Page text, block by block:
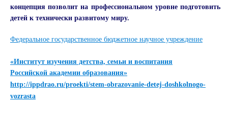
концепция позволит на профессиональном уровне подготовить
детей к технически развитому миру.
Федеральное государственное бюджетное научное учреждение
«Институт изучения детства, семьи и воспитания
Российской академии образования»
http://ippdrao.ru/proekti/stem-obrazovanie-detej-doshkolnogo-
vozrasta